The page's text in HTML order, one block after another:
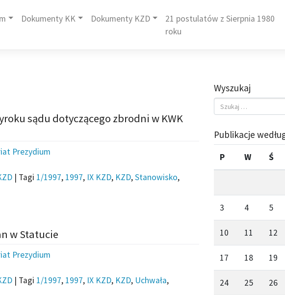
Dokumenty KK Dokumenty KZD
21 postulatów z Sierpnia 1980
roku
sądu dotyczącego zbrodni w KWK
Prezydium
| Tagi 1/1997, 1997, IX KZD, KZD,Stanowisko,
w Statucie
Prezydium
| Tagi 1/1997, 1997, IX KZD, KZD, Uchwała,
Wyszukaj
Publikacje
P W Ś
3 4 5
10 11 12
17 18 19
24 25 26